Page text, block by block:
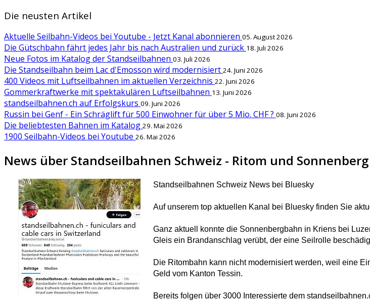
Die neusten Artikel
Aktuelle Seilbahn-Videos bei Youtube - Jetzt Kanal abonnieren 05. August 2026
Die Gütschbahn fährt jedes Jahr bis nach Australien und zurück 18. Juli 2026
Neue Fotos im Katalog der Standseilbahnen 03. Juli 2026
Die Standseilbahn beim Lac d'Emosson wird modernisiert 24. Juni 2026
400 Videos mit Luftseilbahnen im aktuellen Verzeichnis 22. Juni 2026
Gommerkraftwerke mit spektakulären Luftseilbahnen 13. Juni 2026
standseilbahnen.ch auf Erfolgskurs 09. Juni 2026
Russin bei Genf - Ein Schräglift für 500 Einwohner für über 5 Mio. CHF ? 08. Juni 2026
Die beliebtesten Bahnen im Katalog 29. Mai 2026
1900 Seilbahn-Videos bei Youtube 26. Mai 2026
News über Standseilbahnen Schweiz - Ritom und Sonnenberg
Standseilbahnen Schweiz News bei Bluesky
Auf unserem top aktuellen Kanal bei Bluesky finden Sie
Ganz aktuell konnte die Sonnenbergbahn in Kriens bei
Gleis ein Brandanschlag verübt, der eine Seilrolle
Die Ritombahn kann nicht modernisiert werden, weil eine
Geld vom Kanton Tessin.
Bereits folgen über 3000 Interessierte dem